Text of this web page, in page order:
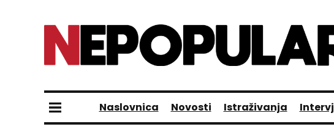
Naslovnica Novosti Istraživanja